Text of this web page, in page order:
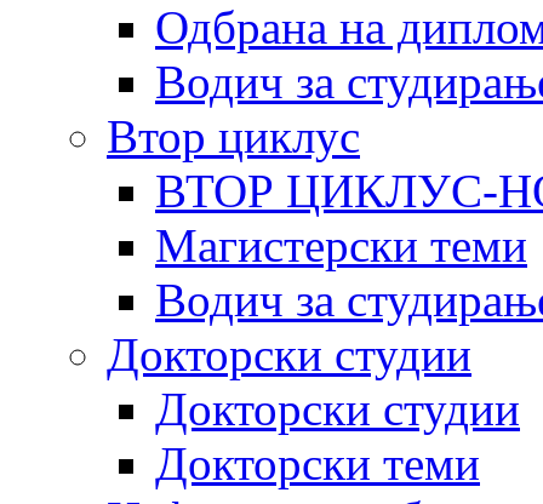
Одбрана на
Водич за
Втор циклус
ВТОР ЦИКЛУС-
Магистерски теми
Водич за
Докторски студии
Докторски студии
Докторски теми